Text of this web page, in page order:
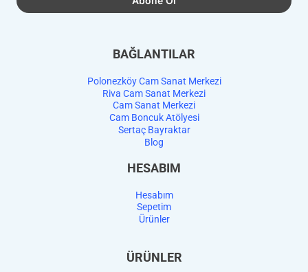
BAĞLANTILAR
Polonezköy Cam Sanat Merkezi
Riva Cam Sanat Merkezi
Cam Sanat Merkezi
Cam Boncuk Atölyesi
Sertaç Bayraktar
Blog
HESABIM
Hesabım
Sepetim
Ürünler
ÜRÜNLER